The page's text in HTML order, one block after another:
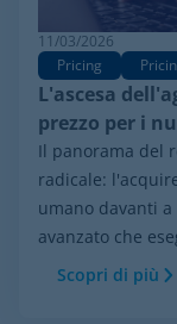
11/03/2026
Pricing
L'ascesa
prezzo per i
Il panorama del
radicale:
umano davanti
avanzato che
Scopri di più